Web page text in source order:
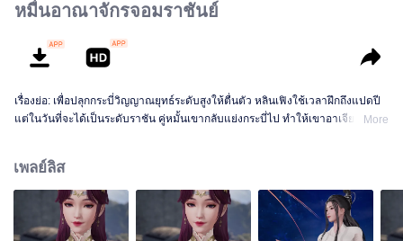
หมื่นอาณาจักรจอมราชันย์
เรื่องย่อ: เพื่อปลุกกระบี่วิญญาณยุทธ์ระดับสูงให้ตื่นตัว หลินเฟิงใช้เวลาฝึกถึงแปดปี
แต่ในวันที่จะได้เป็นระดับราชัน คู่หมั้นเขากลับแย่งกระบี่ไป ทำให้เขาอาเจียนเป็น
กีดกัน แต่โชคดีที่มีน้องสาวและท่านปู่อยู่เคียงข้างและมีพลังใหม่คอยช่วยเหลือ เขา
จึงดูดซับพลังจากผู้แข็งแกร่งสำเร็จ หลินเฟิงข้ามภยันตรายมากมาย เติบโตจน
กลายเป็นผู้แกร่งที่ผู้คนนับถือและก้าวขึ้นสู่จุดสูงสุด
More
เพลย์ลิส